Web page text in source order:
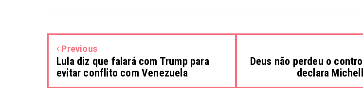
Previous
Lula diz que falará com Trump para
evitar conflito com Venezuela
Deus não perdeu o
declara